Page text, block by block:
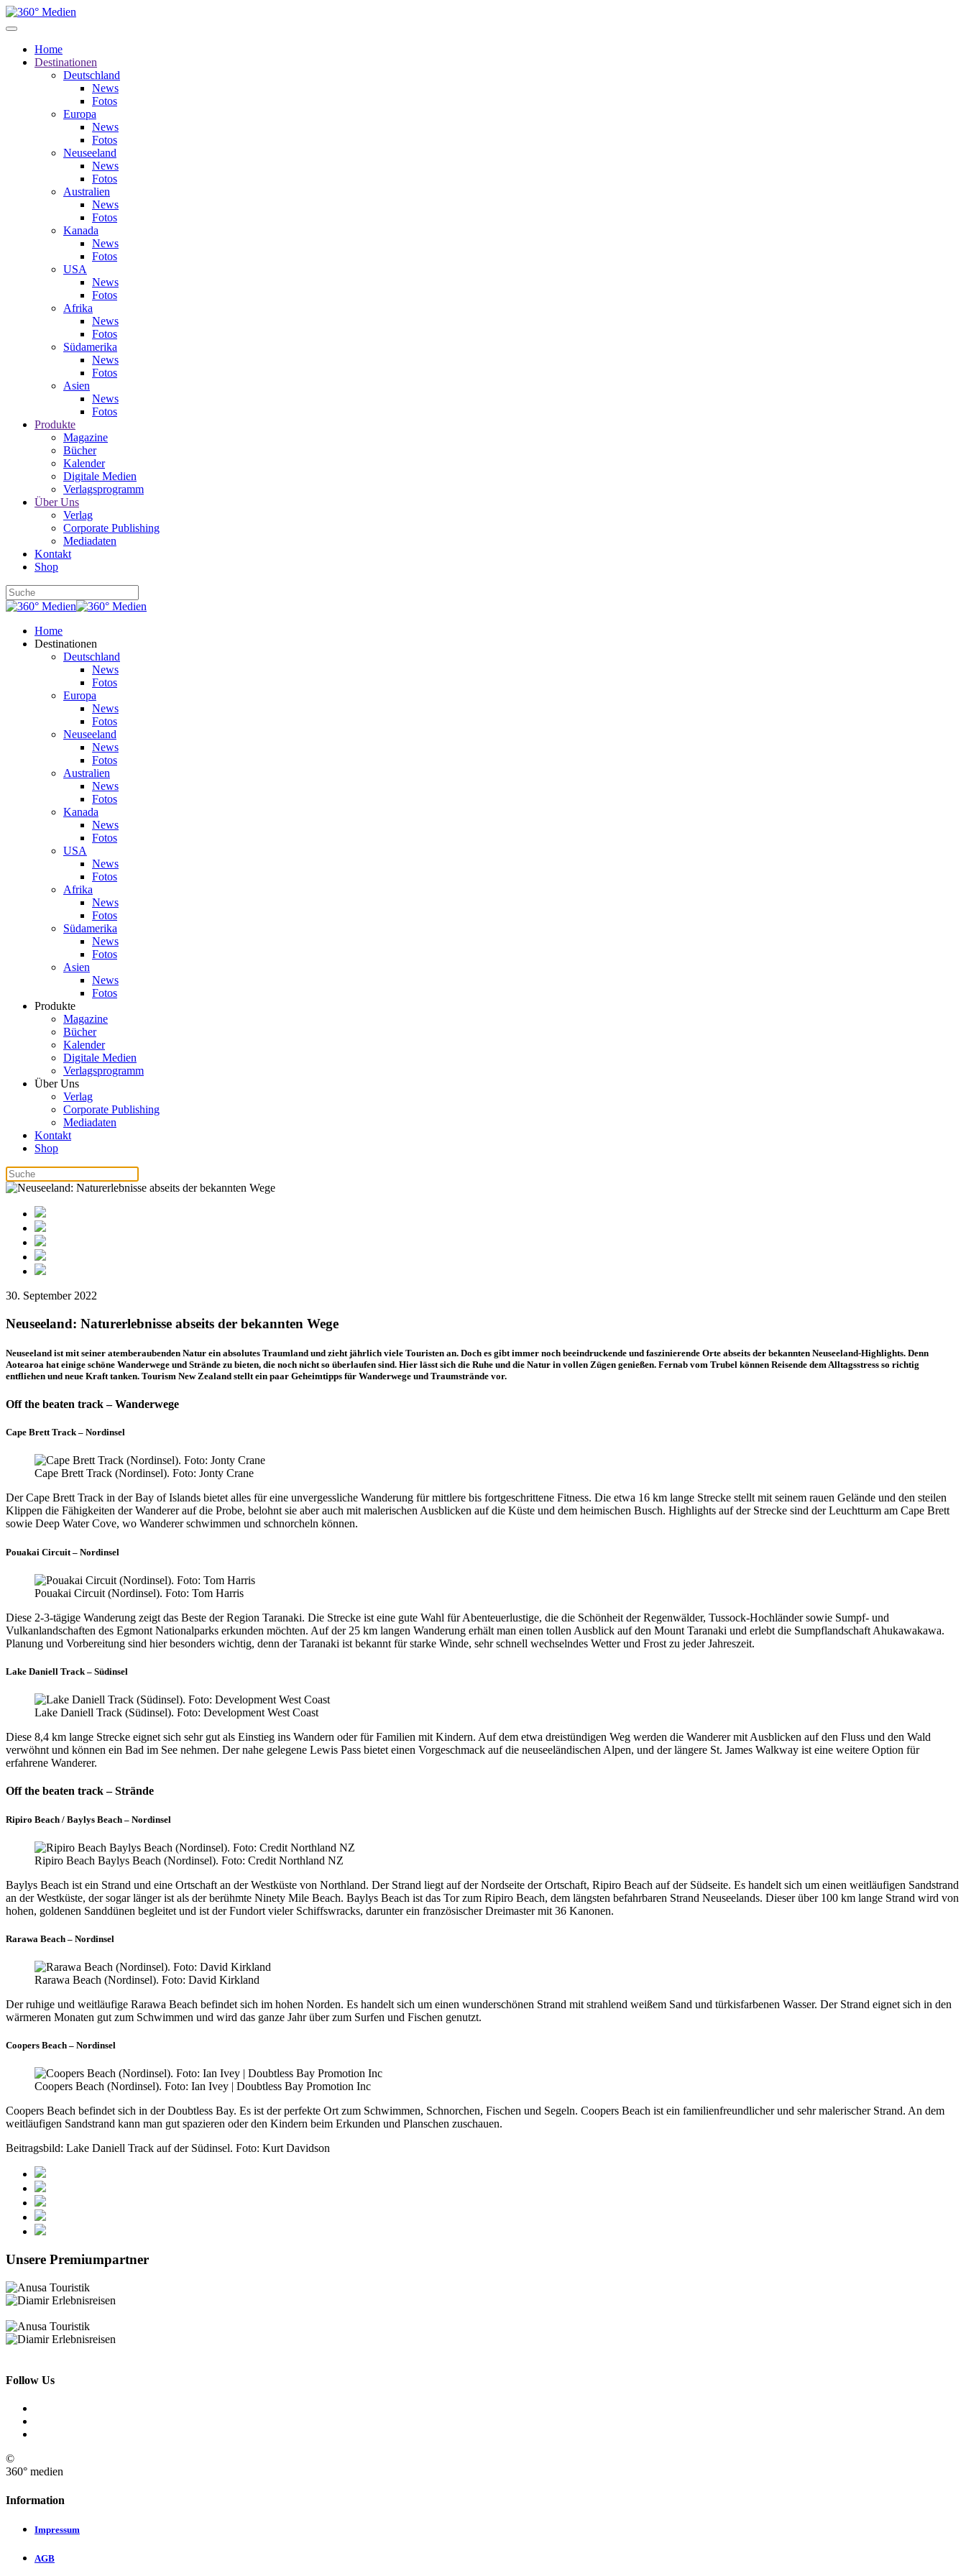
Home
Destinationen
Deutschland
News
Fotos
Europa
News
Fotos
Neuseeland
News
Fotos
Australien
News
Fotos
Kanada
News
Fotos
USA
News
Fotos
Afrika
News
Fotos
Südamerika
News
Fotos
Asien
News
Fotos
Produkte
Magazine
Bücher
Kalender
Digitale Medien
Verlagsprogramm
Über Uns
Verlag
Corporate Publishing
Mediadaten
Kontakt
Shop
Home
Destinationen
Deutschland
News
Fotos
Europa
News
Fotos
Neuseeland
News
Fotos
Australien
News
Fotos
Kanada
News
Fotos
USA
News
Fotos
Afrika
News
Fotos
Südamerika
News
Fotos
Asien
News
Fotos
Produkte
Magazine
Bücher
Kalender
Digitale Medien
Verlagsprogramm
Über Uns
Verlag
Corporate Publishing
Mediadaten
Kontakt
Shop
30. September 2022
Neuseeland: Naturerlebnisse abseits der bekannten Wege
Neuseeland ist mit seiner atemberaubenden Natur ein absolutes Traumland und zieht jährlich viele Touristen an. Doch es gibt immer noch beeindruckende und faszinierende Orte abseits der bekannten Neuseeland-Highlights. Denn
Aotearoa hat einige schöne Wanderwege und Strände zu bieten, die noch nicht so überlaufen sind. Hier lässt sich die Ruhe und die Natur in vollen Zügen genießen. Fernab vom Trubel können Reisende dem Alltagsstress so richtig
entfliehen und neue Kraft tanken. Tourism New Zealand stellt ein paar Geheimtipps für Wanderwege und Traumstrände vor.
Off the beaten track – Wanderwege
Cape Brett Track – Nordinsel
Cape Brett Track (Nordinsel). Foto: Jonty Crane
Der Cape Brett Track in der Bay of Islands bietet alles für eine unvergessliche Wanderung für mittlere bis fortgeschrittene Fitness. Die etwa 16 km lange Strecke stellt mit seinem rauen Gelände und den steilen
Klippen die Fähigkeiten der Wanderer auf die Probe, belohnt sie aber auch mit malerischen Ausblicken auf die Küste und dem heimischen Busch. Highlights auf der Strecke sind der Leuchtturm am Cape Brett
sowie Deep Water Cove, wo Wanderer schwimmen und schnorcheln können.
Pouakai Circuit – Nordinsel
Pouakai Circuit (Nordinsel). Foto: Tom Harris
Diese 2-3-tägige Wanderung zeigt das Beste der Region Taranaki. Die Strecke ist eine gute Wahl für Abenteuerlustige, die die Schönheit der Regenwälder, Tussock-Hochländer sowie Sumpf- und
Vulkanlandschaften des Egmont Nationalparks erkunden möchten. Auf der 25 km langen Wanderung erhält man einen tollen Ausblick auf den Mount Taranaki und erlebt die Sumpflandschaft Ahukawakawa.
Planung und Vorbereitung sind hier besonders wichtig, denn der Taranaki ist bekannt für starke Winde, sehr schnell wechselndes Wetter und Frost zu jeder Jahreszeit.
Lake Daniell Track – Südinsel
Lake Daniell Track (Südinsel). Foto: Development West Coast
Diese 8,4 km lange Strecke eignet sich sehr gut als Einstieg ins Wandern oder für Familien mit Kindern. Auf dem etwa dreistündigen Weg werden die Wanderer mit Ausblicken auf den Fluss und den Wald
verwöhnt und können ein Bad im See nehmen. Der nahe gelegene Lewis Pass bietet einen Vorgeschmack auf die neuseeländischen Alpen, und der längere St. James Walkway ist eine weitere Option für
erfahrene Wanderer.
Off the beaten track – Strände
Ripiro Beach / Baylys Beach – Nordinsel
Ripiro Beach Baylys Beach (Nordinsel). Foto: Credit Northland NZ
Baylys Beach ist ein Strand und eine Ortschaft an der Westküste von Northland. Der Strand liegt auf der Nordseite der Ortschaft, Ripiro Beach auf der Südseite. Es handelt sich um einen weitläufigen Sandstrand
an der Westküste, der sogar länger ist als der berühmte Ninety Mile Beach. Baylys Beach ist das Tor zum Ripiro Beach, dem längsten befahrbaren Strand Neuseelands. Dieser über 100 km lange Strand wird von
hohen, goldenen Sanddünen begleitet und ist der Fundort vieler Schiffswracks, darunter ein französischer Dreimaster mit 36 Kanonen.
Rarawa Beach – Nordinsel
Rarawa Beach (Nordinsel). Foto: David Kirkland
Der ruhige und weitläufige Rarawa Beach befindet sich im hohen Norden. Es handelt sich um einen wunderschönen Strand mit strahlend weißem Sand und türkisfarbenen Wasser. Der Strand eignet sich in den
wärmeren Monaten gut zum Schwimmen und wird das ganze Jahr über zum Surfen und Fischen genutzt.
Coopers Beach – Nordinsel
Coopers Beach (Nordinsel). Foto: Ian Ivey | Doubtless Bay Promotion Inc
Coopers Beach befindet sich in der Doubtless Bay. Es ist der perfekte Ort zum Schwimmen, Schnorchen, Fischen und Segeln. Coopers Beach ist ein familienfreundlicher und sehr malerischer Strand. An dem
weitläufigen Sandstrand kann man gut spazieren oder den Kindern beim Erkunden und Planschen zuschauen.
Beitragsbild: Lake Daniell Track auf der Südinsel. Foto: Kurt Davidson
Unsere Premiumpartner
Follow Us
©
360° medien
Information
Impressum
AGB